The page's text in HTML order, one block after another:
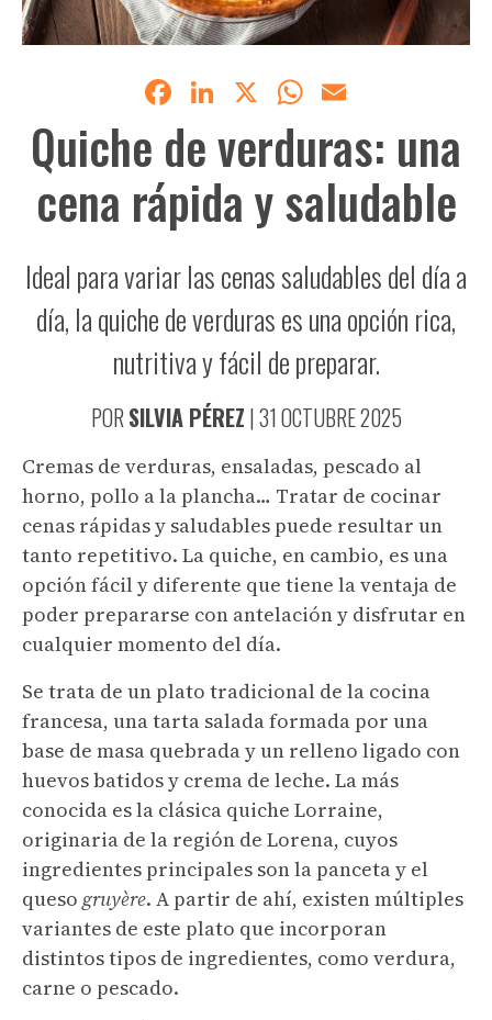
Facebook
LinkedIn
X WhatsApp
Quiche de verduras: una
cena rápida y saludable
Ideal para variar las cenas saludables del día a
día, la quiche de verduras es una opción rica,
nutritiva y fácil de preparar.
PORSILVIA PÉREZ |31 OCTUBRE 2025
Cremas de verduras, ensaladas, pescado al
horno, pollo a la plancha… Tratar de cocinar
cenas rápidas y saludables puede resultar un
tanto repetitivo. La quiche, en cambio, es una
opción fácil y diferente que tiene la ventaja de
poder prepararse con antelación y disfrutar en
cualquier momento del día.
Se trata de un plato tradicional de la cocina
francesa, una tarta salada formada por una
base de masa quebrada y un relleno ligado con
huevos batidos y crema de leche. La más
conocida es la clásica quiche Lorraine,
originaria de la región de Lorena, cuyos
ingredientes principales son la panceta y el
queso gruyère. A partir de ahí, existen múltiples
variantes de este plato que incorporan
distintos tipos de ingredientes, como verdura,
carne o pescado.